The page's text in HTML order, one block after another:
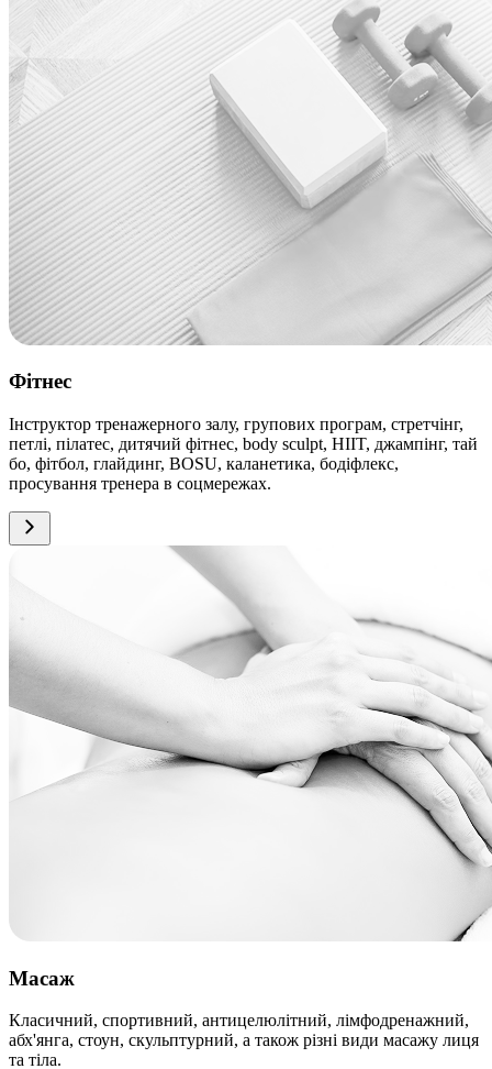
Фітнес
Інструктор тренажерного залу, групових програм, стретчінг,
петлі, пілатес, дитячий фітнес, body sculpt, HIIT, джампінг, тай
бо, фітбол, глайдинг, BOSU, каланетика, бодіфлекс,
просування тренера в соцмережах.
Масаж
Класичний, спортивний, антицелюлітний, лімфодренажний,
абх'янга, стоун, скульптурний, а також різні види масажу лиця
та тіла.